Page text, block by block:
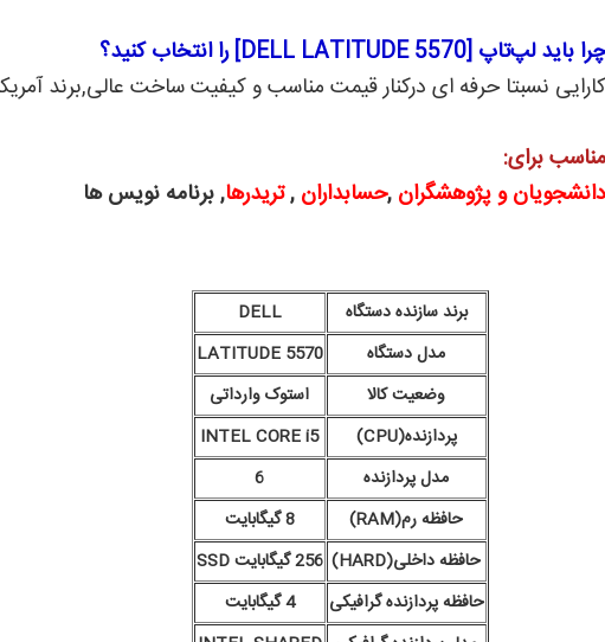
چرا باید لپ‌تاپ [DELL LATITUDE 5570] را انتخاب کنید؟
کارایی نسبتا حرفه ای درکنار قیمت مناسب و کیفیت ساخت عالی,برند
مناسب برای:
دانشجویان و پژوهشگران ,حسابداران ,تریدرها, برنامه نویس ها
برند سازنده دستگاه
DELL
مدل دستگاه
LATITUDE 5570
وضعیت کالا
استوک وارداتی
پردازنده(CPU)
INTEL CORE i5
مدل پردازنده
6
حافظه رم(RAM)
8 گیگابایت
حافظه داخلی(HARD)
256 گیگابایت SSD
حافظه پردازنده گرافیکی
4 گیگابایت